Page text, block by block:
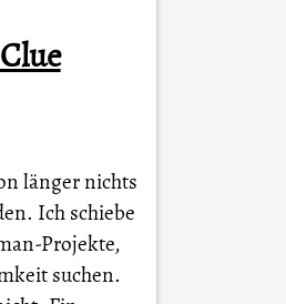
länger nichts
Ich schiebe
Projekte,
suchen.